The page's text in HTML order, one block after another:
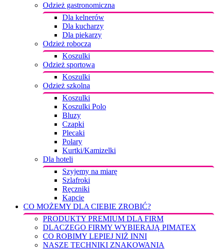
Odzież gastronomiczna
Dla kelnerów
Dla kucharzy
Dla piekarzy
Odzież robocza
Koszulki
Odzież sportowa
Koszulki
Odzież szkolna
Koszulki
Koszulki Polo
Bluzy
Czapki
Plecaki
Polary
Kurtki/Kamizelki
Dla hoteli
Szyjemy na miarę
Szlafroki
Ręczniki
Kapcie
CO MOŻEMY DLA CIEBIE ZROBIĆ?
PRODUKTY PREMIUM DLA FIRM
DLACZEGO FIRMY WYBIERAJĄ PIMATEX
CO ROBIMY LEPIEJ NIŻ INNI
NASZE TECHNIKI ZNAKOWANIA